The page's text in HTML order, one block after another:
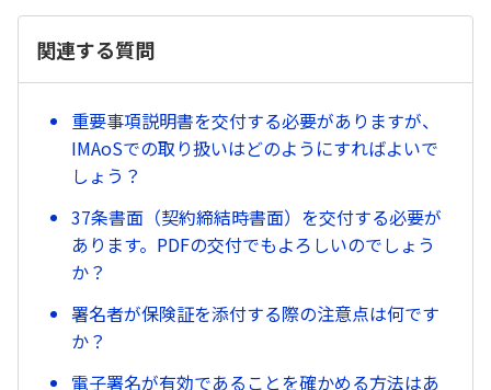
関連する質問
重要事項説明書を交付する必要がありますが、
IMAoSでの取り扱いはどのようにすればよいで
しょう？
37条書面（契約締結時書面）を交付する必要が
あります。PDFの交付でもよろしいのでしょう
か？
署名者が保険証を添付する際の注意点は何です
か？
電子署名が有効であることを確かめる方法はあ